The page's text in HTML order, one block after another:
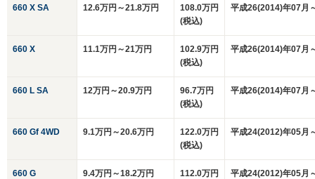
660 X SA 12.6万円～21.8万円
108.0万円
(税込)
平成26(2014)年07月
660 X 11.1万円～21万円
102.9万円
(税込)
平成26(2014)年07月
660 L SA 12万円～20.9万円
96.7万円
(税込)
平成26(2014)年07月
660 Gf 4WD 9.1万円～20.6万円
122.0万円
(税込)
平成24(2012)年05月
660 G 9.4万円～18.2万円
112.0万円
平成24(2012)年05月